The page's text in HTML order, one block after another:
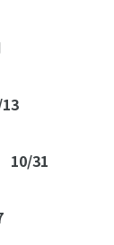
10/31